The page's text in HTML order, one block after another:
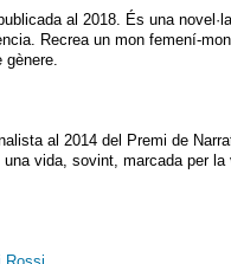
al 2018. És una
Recrea un mon femení-
gènere.
al 2014 del Premi de
vida, sovint, marcada per